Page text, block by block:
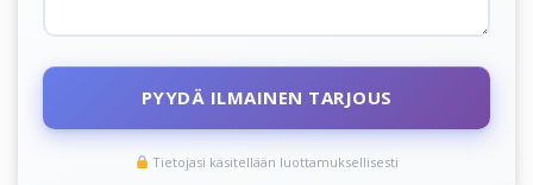
PYYDÄ ILMAINEN TARJOUS
Tietojasi käsitellään luottamuksellisesti